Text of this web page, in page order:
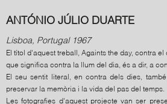
ANTÓNIO JÚLIO DUARTE
Lisboa, Portugal 1967
El títol d'aquest treball, Againts the day, contra
que significa contra la llum del dia, és a dir, a
El seu sentit literal, en contra dels dies,
preservar la memòria i la vida del pas del temps.
Les fotografies d'aquest projecte van ser